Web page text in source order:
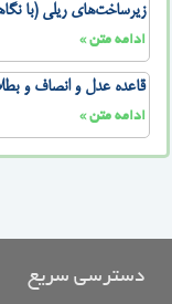
زیرساخت‌های ریلی (با
ادامه متن »
قاعده عدل و انصاف و
ادامه متن »
دسترسی سریع